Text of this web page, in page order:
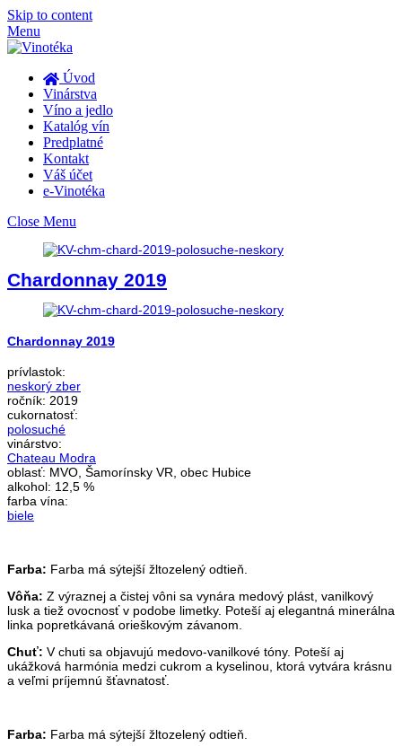
Skip to content
Menu
Úvod
Vinárstva
Víno a jedlo
Katalóg vín
Predplatné
Kontakt
Váš účet
e-Vinotéka
Close Menu
Chardonnay 2019
Chardonnay 2019
prívlastok:
neskorý zber
ročník: 2019
cukornatosť:
polosuché
vinárstvo:
Chateau Modra
oblasť: MVO, Šamorínsky VR, obec Hubice
alkohol: 12,5 %
farba vína:
biele
Farba: Farba má sýtejší žltozelený odtieň.
Vôňa: Z výraznej a čistej vôni sa vynára medový plást, vanilkový
lusk a tiež ovocnosť v podobe limetky. Poteší aj elegantná minerálna
linka popretkávaná orieškovým závanom.
Chuť: V chuti sa objavujú medovo-vanilkové tóny. Poteší aj
ukážková harmónia medzi cukrom a kyselinou, ktorá vytvára krásnu
a veľmi príjemnú šťavnatosť.
Farba: Farba má sýtejší žltozelený odtieň.